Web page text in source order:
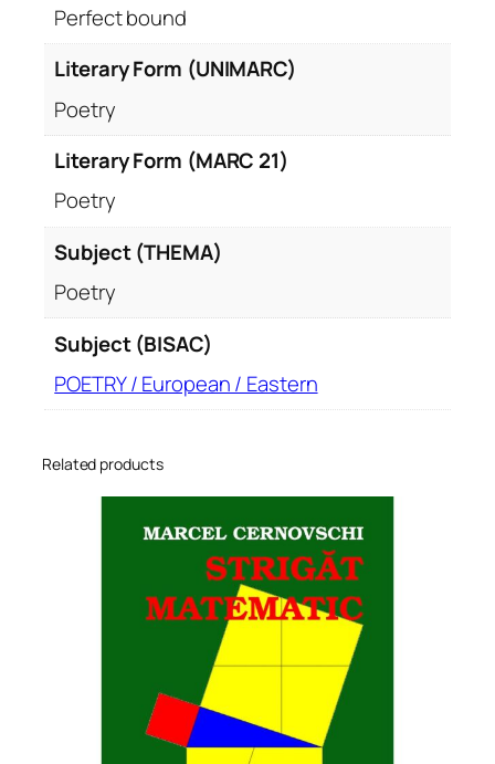
Perfect bound
Literary Form (UNIMARC)
Poetry
Literary Form (MARC 21)
Poetry
Subject (THEMA)
Poetry
Subject (BISAC)
POETRY / European / Eastern
Related products